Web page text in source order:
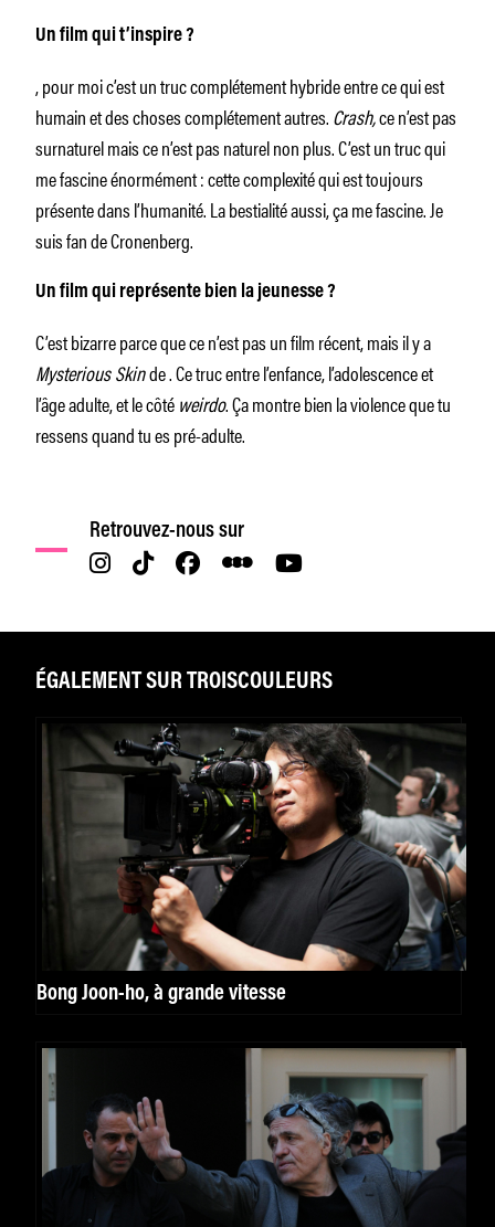
Un film qui t’inspire ?
, pour moi c’est un truc complétement hybride entre ce qui est
humain et des choses complétement autres.Crash,ce n’est pas
surnaturel mais ce n’est pas naturel non plus. C’est un truc qui
me fascine énormément : cette complexité qui est toujours
présente dans l’humanité. La bestialité aussi, ça me fascine. Je
suis fan de Cronenberg.
Un film qui représente bien la jeunesse ?
C’est bizarre parce que ce n’est pas un film récent, mais il y a
Mysterious Skinde . Ce truc entre l’enfance, l’adolescence et
l’âge adulte, et le côtéweirdo. Ça montre bien la violence que tu
ressens quand tu es pré-adulte.
Retrouvez-nous sur
ÉGALEMENT SUR TROISCOULEURS
Bong Joon-ho, à grande vitesse